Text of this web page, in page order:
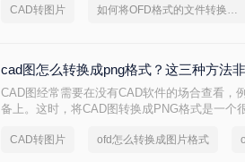
文将介绍三种实用的转换方法。
CAD转图片 如何将OFD格式的文件转换成图片
cad图怎么转换成png格式？这三种方法
CAD图经常需要在没有CAD软件的场合查看，
备上。这时，将CAD图转换成PNG格式是一个
png格式。
CAD转图片 ofd怎么转换成图片格式